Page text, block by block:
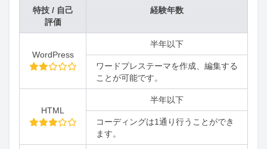
特技 / 自己
評価
経験年数
WordPress
半年以下
ワードプレステーマを作成、編集する
ことが可能です。
HTML
半年以下
コーディングは1通り行うことができ
ます。